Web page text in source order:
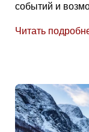
событий и
Читать